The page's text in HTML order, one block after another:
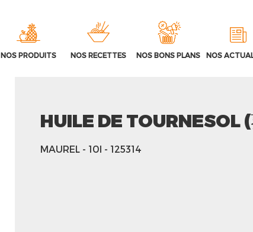
NOS PRODUITS NOS RECETTES NOS BONS PLANS NOS
HUILE DE TOURNESOL
MAUREL - 10l - 125314